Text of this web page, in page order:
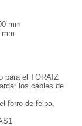
mm
para el TORAIZ
los cables de
forro de felpa,